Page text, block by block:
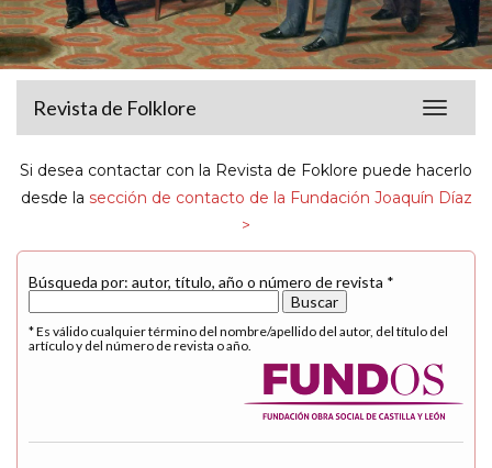
Toggle
Revista de Folklore
Si desea contactar con la Revista de Foklore puede hacerlo
desde la sección de contacto de la Fundación Joaquín Díaz
>
Búsqueda por: autor, título, año o número de revista *
* Es válido cualquier término del nombre/apellido del autor, del título del
artículo y del número de revista o año.